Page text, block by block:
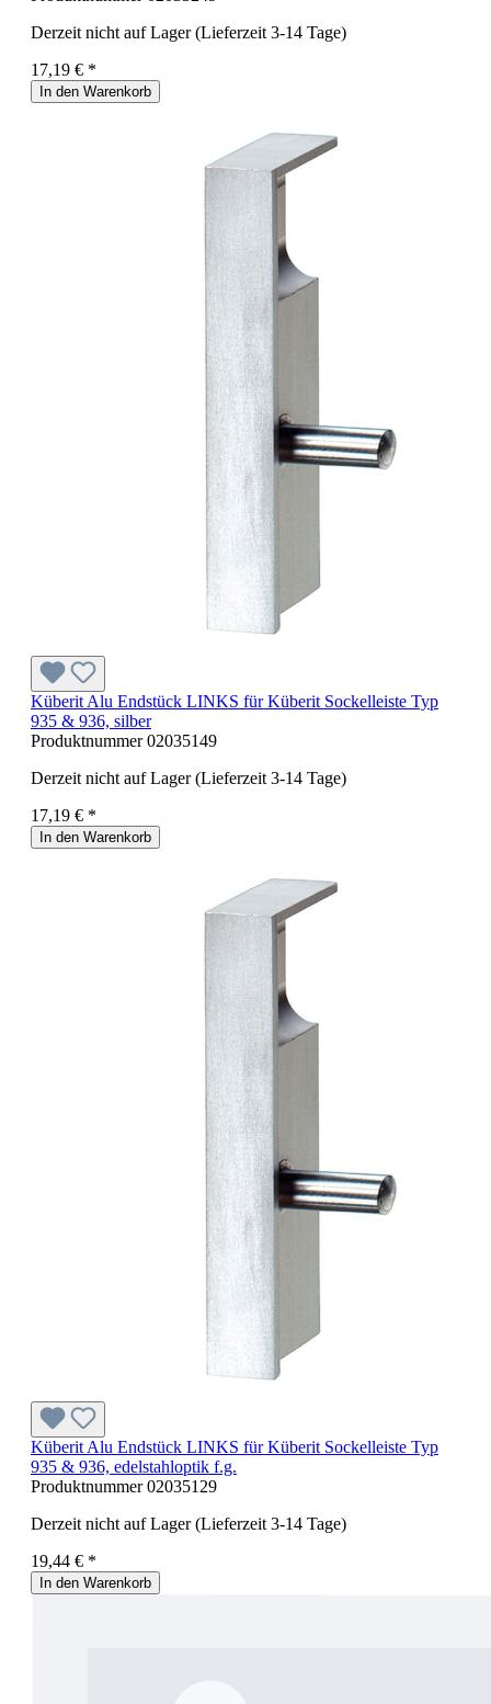
Derzeit nicht auf Lager (Lieferzeit 3-14 Tage)
17,19 € *
In den Warenkorb
Küberit Alu Endstück LINKS für Küberit Sockelleiste Typ
935 & 936, silber
Produktnummer02035149
Derzeit nicht auf Lager (Lieferzeit 3-14 Tage)
17,19 € *
In den Warenkorb
Küberit Alu Endstück LINKS für Küberit Sockelleiste Typ
935 & 936, edelstahloptik f.g.
Produktnummer02035129
Derzeit nicht auf Lager (Lieferzeit 3-14 Tage)
19,44 € *
In den Warenkorb